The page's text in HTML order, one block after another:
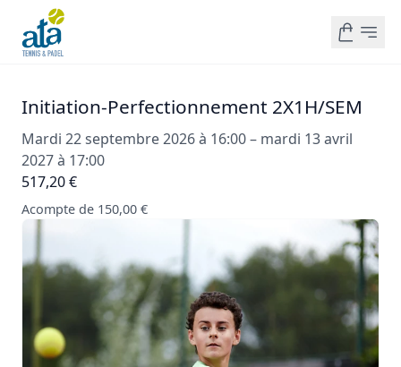
Initiation-Perfectionnement 2X1H/SEM
Mardi 22 septembre 2026 à 16:00 – mardi 13 avril
2027 à 17:00
517,20 €
Acompte de 150,00 €